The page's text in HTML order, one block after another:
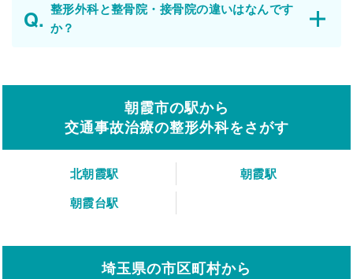
整形外科と整骨院・接骨院の違いはなんです
か？
朝霞市の駅から
交通事故治療の整形外科をさがす
北朝霞駅
朝霞駅
朝霞台駅
埼玉県の市区町村から